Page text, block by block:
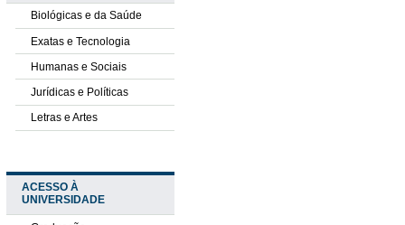
Biológicas e da Saúde
Exatas e Tecnologia
Humanas e Sociais
Jurídicas e Políticas
Letras e Artes
ACESSO À
UNIVERSIDADE